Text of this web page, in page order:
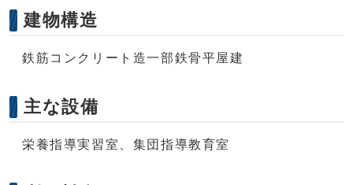
建物構造
鉄筋コンクリート造一部鉄骨平屋建
主な設備
栄養指導実習室、集団指導教育室